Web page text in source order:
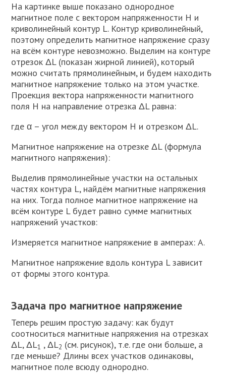
На картинке выше показано однородное
магнитное поле с вектором напряженности H и
криволинейный контур L. Контур криволинейный,
поэтому определить магнитное напряжение сразу
на всём контуре невозможно. Выделим на контуре
отрезок ΔL (показан жирной линией), который
можно считать прямолинейным, и будем находить
магнитное напряжение только на этом участке.
Проекция вектора напряженности магнитного
поля H на направление отрезка ΔL равна:
где α – угол между вектором H и отрезком ΔL.
Магнитное напряжение на отрезке ΔL (формула
магнитного напряжения):
Выделив прямолинейные участки на остальных
частях контура L, найдём магнитные напряжения
на них. Тогда полное магнитное напряжение на
всём контуре L будет равно сумме магнитных
напряжений участков:
Измеряется магнитное напряжение в амперах: А.
Магнитное напряжение вдоль контура L зависит
от формы этого контура.
Задача про магнитное напряжение
Теперь решим простую задачу: как будут
соотноситься магнитные напряжения на отрезках
ΔL, ΔL1 , ΔL2 (см. рисунок), т.е. где они больше, а
где меньше? Длины всех участков одинаковы,
магнитное поле всюду однородно.